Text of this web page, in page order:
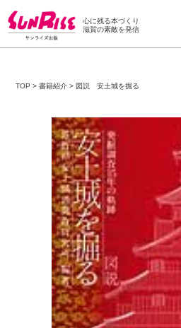
心に残る本づくり
滋賀の素敵を発信
TOP >書籍紹介 > 図説 安土城を掘る